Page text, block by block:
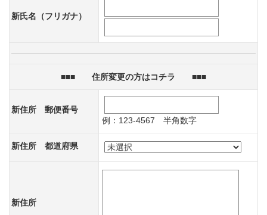
新氏名（フリガナ）
■■■ 住所変更の方はコチラ ■■■
新住所 郵便番号
例：123-4567 半角数字
新住所 都道府県
新住所